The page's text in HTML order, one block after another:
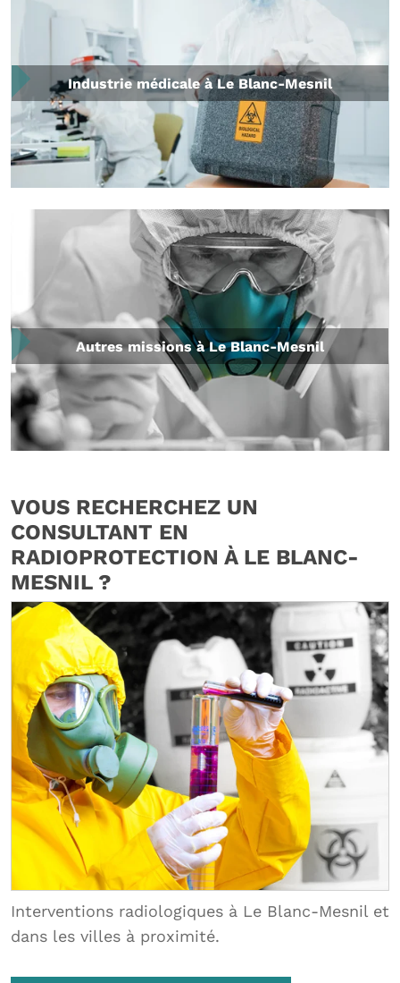
Industrie médicale à Le Blanc-Mesnil
Autres missions à Le Blanc-Mesnil
VOUS RECHERCHEZ UN
CONSULTANT EN
RADIOPROTECTION À LE BLANC-
MESNIL ?
Interventions radiologiques à Le Blanc-Mesnil et
dans les villes à proximité.